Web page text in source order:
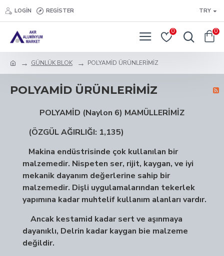
LOGIN REGISTER TRY
0 0
GÜNLÜK BLOK POLYAMİD ÜRÜNLERİMİZ
POLYAMİD ÜRÜNLERİMİZ
POLYAMİD (Naylon 6) MAMÜLLERİMİZ
(ÖZGÜL AĞIRLIĞI: 1,135)
Makina endüstrisinde çok kullanılan bir
malzemedir. Nispeten ser, rijit, kaygan, ve iyi
mekanik dayanım değerlerine sahip bir
malzemedir. Dişli uygulamalarından tekerlek
yapımına kadar muhtelif kullanım alanları vardır.
Ancak kestamid kadar sert ve aşınmaya
dayanıklı, Delrin kadar kaygan bie malzeme
değildir.